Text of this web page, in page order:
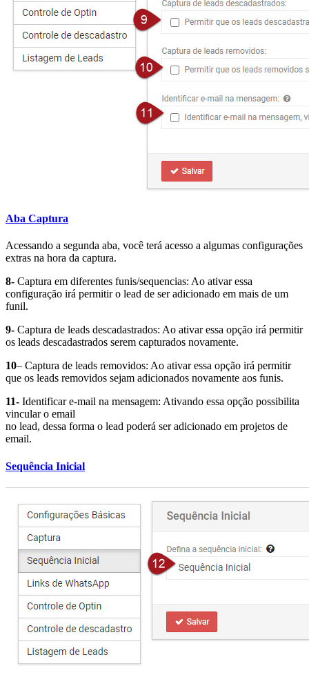
Aba Captura
Acessando a segunda aba, você terá acesso a algumas configurações
extras na hora da captura.
8- Captura em diferentes funis/sequencias: Ao ativar essa
configuração irá permitir o lead de ser adicionado em mais de um
funil.
9- Captura de leads descadastrados: Ao ativar essa opção irá permitir
os leads descadastrados serem capturados novamente.
10– Captura de leads removidos: Ao ativar essa opção irá permitir
que os leads removidos sejam adicionados novamente aos funis.
11- Identificar e-mail na mensagem: Ativando essa opção possibilita
vincular o email
no lead, dessa forma o lead poderá ser adicionado em projetos de
email.
Sequência Inicial